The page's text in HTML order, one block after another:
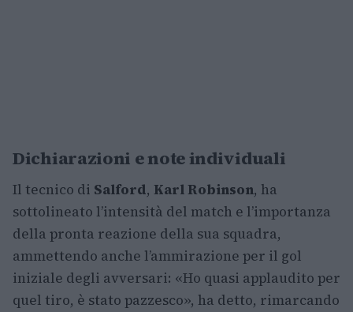
Dichiarazioni e note individuali
Il tecnico di Salford, Karl Robinson, ha
sottolineato l’intensità del match e l’importanza
della pronta reazione della sua squadra,
ammettendo anche l’ammirazione per il gol
iniziale degli avversari: «Ho quasi applaudito per
quel tiro, è stato pazzesco», ha detto, rimarcando